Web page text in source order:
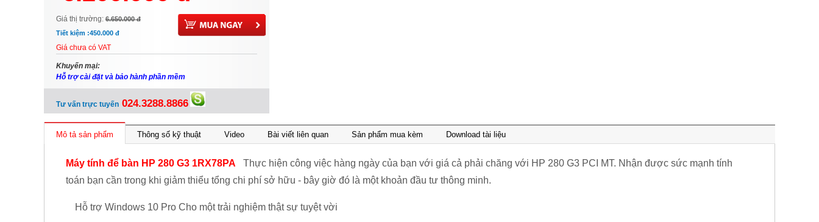
Giá thị trường: 6.650.000 đ
Tiết kiệm :450.000 đ
Giá chưa có VAT
Khuyến mại:
Hỗ trợ cài đặt và bảo hành phần mềm
Tư vấn trực tuyến 024.3288.8866
Mô tả sản phẩm Thông số kỹ thuật Video Bài viết liên quan Sản phẩm mua kèm Download tài liệu
Máy tính để bàn HP 280 G3 1RX78PA
Thực hiện công việc hàng ngày của bạn với giá cả phải chăng với HP 280 G3 PCI MT. Nhận được sức mạnh tính
toán bạn cần trong khi giảm thiểu tổng chi phí sở hữu - bây giờ đó là một khoản đầu tư thông minh.
Hỗ trợ Windows 10 Pro Cho một trải nghiệm thật sự tuyệt vời